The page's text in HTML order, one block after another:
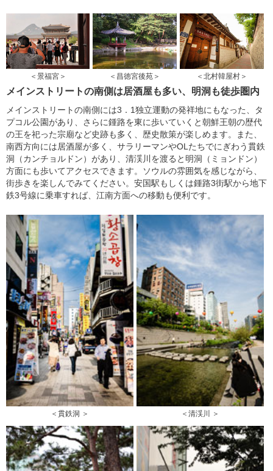
＜景福宮＞ ＜昌徳宮後苑＞ ＜北村韓屋村＞
メインストリートの南側は居酒屋も多い、明洞も徒歩圏内
メインストリートの南側には3．1独立運動の発祥地にもなった、タ
プコル公園があり、さらに鍾路を東に歩いていくと朝鮮王朝の歴代
の王を祀った宗廟など史跡も多く、歴史散策が楽しめます。また、
南西方向には居酒屋が多く、サラリーマンやOLたちでにぎわう貫鉄
洞（カンチョルドン）があり、清渓川を渡ると明洞（ミョンドン）
方面にも歩いてアクセスできます。ソウルの雰囲気を感じながら、
街歩きを楽しんでみてください。安国駅もしくは鍾路3街駅から地下
鉄3号線に乗車すれば、江南方面への移動も便利です。
＜貫鉄洞 ＞ ＜清渓川 ＞